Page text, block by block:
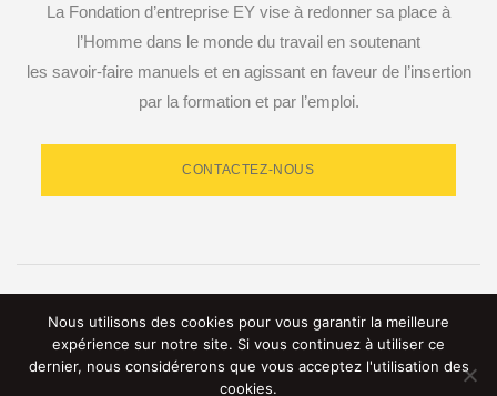
l’article
La Fondation d’entreprise EY vise à redonner sa place à
l’Homme dans le monde du travail en soutenant
les savoir-faire manuels et en agissant en faveur de l’insertion
par la formation et par l’emploi.
CONTACTEZ-NOUS
Nous utilisons des cookies pour vous garantir la meilleure
expérience sur notre site. Si vous continuez à utiliser ce
dernier, nous considérerons que vous acceptez l'utilisation des
cookies.